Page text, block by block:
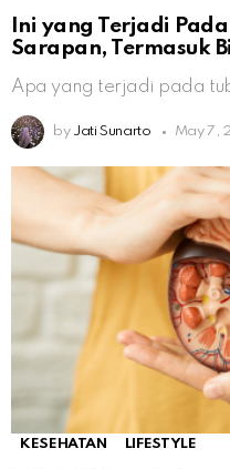
Ini yang Terjadi
Sarapan, Termasuk
Apa yang terjadi pada
by Jati Sunarto May 7,
KESEHATAN LIFESTYLE